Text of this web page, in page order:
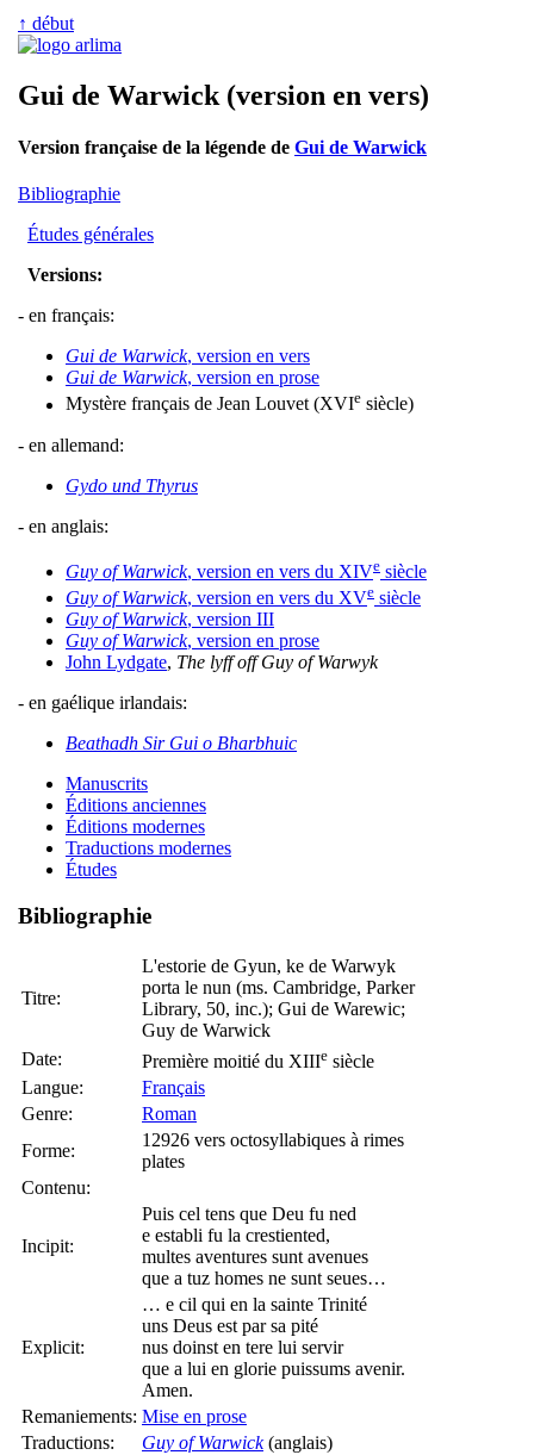
↑ début
Gui de Warwick (version en vers)
Version française de la légende de Gui de Warwick
Bibliographie
Études générales
Versions:
- en français:
Gui de Warwick, version en vers
Gui de Warwick, version en prose
Mystère français de Jean Louvet (XVIe siècle)
- en allemand:
Gydo und Thyrus
- en anglais:
Guy of Warwick, version en vers du XIVe siècle
Guy of Warwick, version en vers du XVe siècle
Guy of Warwick, version III
Guy of Warwick, version en prose
John Lydgate, The lyff off Guy of Warwyk
- en gaélique irlandais:
Beathadh Sir Gui o Bharbhuic
Manuscrits
Éditions anciennes
Éditions modernes
Traductions modernes
Études
Bibliographie
Titre:
L'estorie de Gyun, ke de Warwyk
porta le nun (ms. Cambridge, Parker
Library, 50, inc.); Gui de Warewic;
Guy de Warwick
Date:
Première moitié du XIIIe siècle
Langue:
Français
Genre:
Roman
Forme:
12926 vers octosyllabiques à rimes
plates
Contenu:
Incipit:
Puis cel tens que Deu fu ned
e establi fu la crestiented,
multes aventures sunt avenues
que a tuz homes ne sunt seues…
Explicit:
… e cil qui en la sainte Trinité
uns Deus est par sa pité
nus doinst en tere lui servir
que a lui en glorie puissums avenir.
Amen.
Remaniements: Mise en prose
Traductions:
Guy of Warwick(anglais)